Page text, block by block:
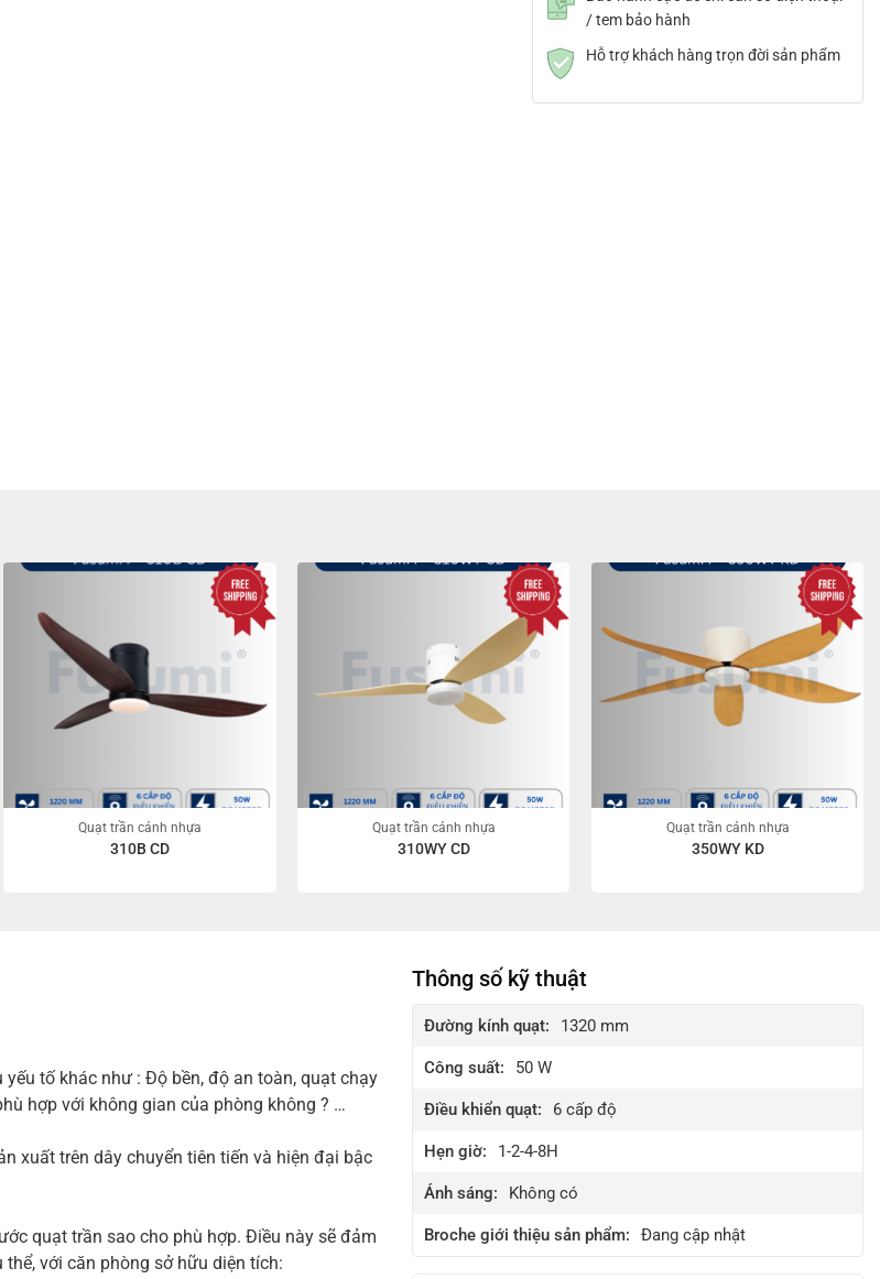
/ tem bảo hành
Hỗ trợ khách hàng trọn đời sản phẩm
Quạt trần cánh nhựa
310B CD
Quạt trần cánh nhựa
310WY CD
Quạt trần cánh nhựa
350WY KD
tố khác như : Độ bền, độ an toàn, quạt chạy
hợp với không gian của phòng không ? …
xuất trên dây chuyển tiên tiến và hiện đại bậc
quạt trần sao cho phù hợp. Điều này sẽ đảm
với căn phòng sở hữu diện tích:
Thông số kỹ thuật
Đường kính quạt: 1320 mm
Công suất: 50 W
Điều khiển quạt: 6cấp độ
Hẹn giờ: 1-2-4-8H
Ánh sáng: Không có
Broche giới thiệu sản phẩm: Đang cập nhật